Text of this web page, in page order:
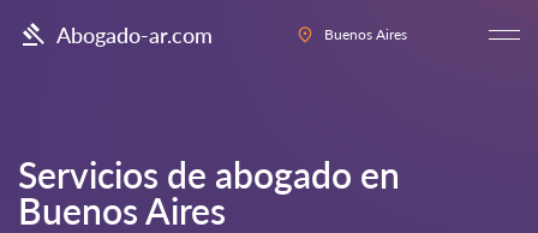
Abogado-ar.com Buenos Aires
Servicios de abogado en
Buenos Aires